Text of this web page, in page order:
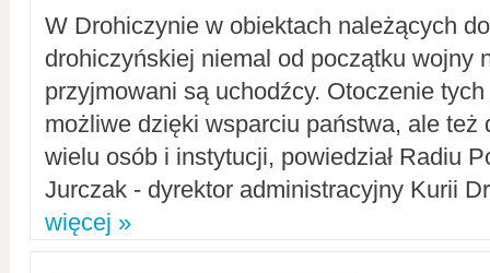
W Drohiczynie w obiektach należących
drohiczyńskiej niemal od początku wojny
przyjmowani są uchodźcy. Otoczenie
możliwe dzięki wsparciu państwa, ale też
wielu osób i instytucji, powiedział Radiu
Jurczak - dyrektor administracyjny Kurii
więcej »